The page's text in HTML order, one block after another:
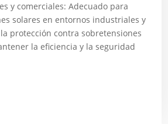
y comerciales: Adecuado para
solares en entornos industriales y
protección contra sobretensiones
la eficiencia y la seguridad